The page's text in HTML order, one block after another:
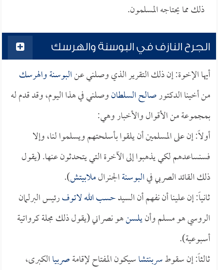
ذلك مما يحتاجه المسلمون.
الجرح النازف في البوسنة والهرسك
أيها الإخوة: إن ذلك التقرير الذي وصلني عنالبوسنة والهرسك
من أخينا الدكتورصالح السلطانوصلني في هذا اليوم، وقد قدم له
بمجموعة من الأقوال والأخبار وهي:
أولاً: إن على المسلمين أن يلقوا بأسلحتهم ويسلموا لنا، وإلا
فسنساعدهم لكي يذهبوا إلى الآخرة التي يتحدثون عنها. (يقول
ذلك القائد الصربي فيالبوسنةالجنرالملابيتش).
ثانياً: إن علينا أن نفهم أن السيدحسب الله لاتوفرئيس البرلمان
الروسي هو مسلم وأنيلسنهو نصراني (يقول ذلك مجلة كرواتية
أسبوعية).
ثالثاً: إن سقوطسربنتشاسيكون المفتاح لإقامةصربياالكبرى،